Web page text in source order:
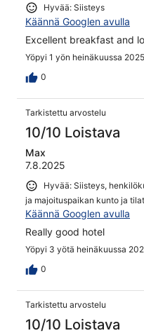
Hyvää: Siisteys
Käännä Googlen avulla
Excellent breakfast and
Yöpyi 1 yön heinäkuussa 2025
0
Tarkistettu arvostelu
10/10 Loistava
Max
7.8.2025
Hyvää: Siisteys,
ja majoituspaikan kunto ja tilat
Käännä Googlen avulla
Really good hotel
Yöpyi 3 yötä heinäkuussa
0
Tarkistettu arvostelu
10/10 Loistava